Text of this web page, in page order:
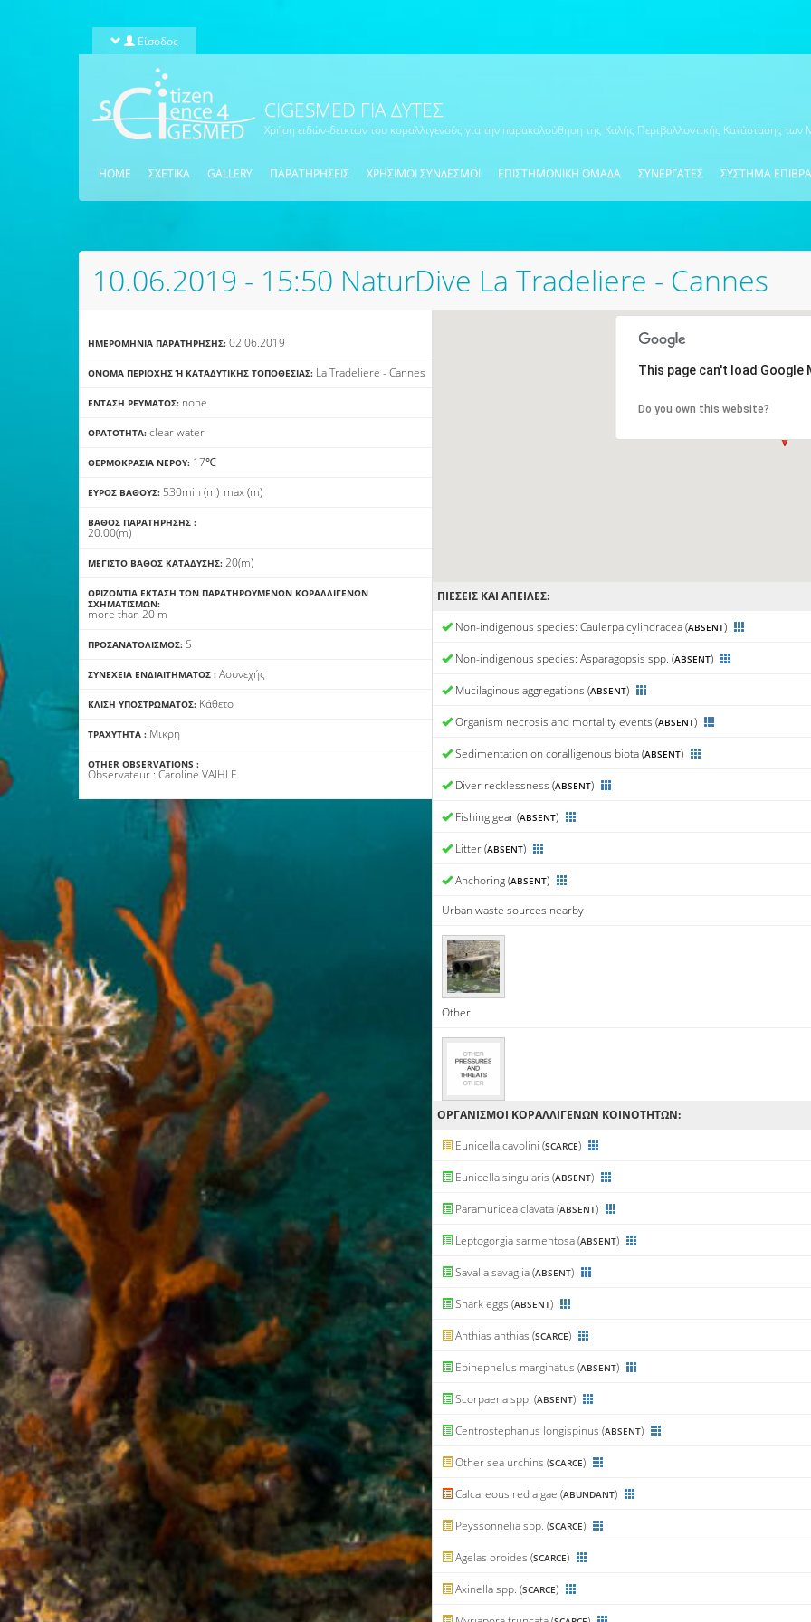
Είσοδος
CIGESMED ΓΙΑ ΔΎΤΕΣ
Χρήση ειδών-δεικτών του κοραλλιγενούς για την παρακολούθηση της Καλής Περιβαλλοντικής Κατάστασης των
HOME ΣΧΕΤΙΚΑ GALLERY ΠΑΡΑΤΗΡΗΣΕΙΣ ΧΡΉΣΙΜΟΙ ΣΥΝΔΕΣΜΟΙ ΕΠΙΣΤΗΜΟΝΙΚΗ ΟΜΑΔΑ ΣΥΝΕΡΓΆΤΕΣ ΣΥΣΤΗΜΑ
10.06.2019 - 15:50 NaturDive La Tradeliere - Cannes
ΗΜΕΡΟΜΗΝΊΑ ΠΑΡΑΤΉΡΗΣΗΣ: 02.06.2019
ΌΝΟΜΑ ΠΕΡΙΟΧΉΣ Ή ΚΑΤΑΔΥΤΙΚΉΣ ΤΟΠΟΘΕΣΊΑΣ: La Tradeliere - Cannes
ΈΝΤΑΣΗ ΡΕΎΜΑΤΟΣ: none
ΟΡΑΤΌΤΗΤΑ: clear water
ΘΕΡΜΟΚΡΑΣΊΑ ΝΕΡΟΎ: 17℃
ΕΎΡΟΣ ΒΆΘΟΥΣ: min
5 (m) max
30 (m)
ΒΆΘΟΣ ΠΑΡΑΤΉΡΗΣΗΣ :
20.00(m)
ΜΈΓΙΣΤΟ ΒΆΘΟΣ ΚΑΤΆΔΥΣΗΣ: 20(m)
ΟΡΙΖΌΝΤΙΑ ΈΚΤΑΣΗ ΤΩΝ ΠΑΡΑΤΗΡΟΎΜΕΝΩΝ ΚΟΡΑΛΛΙΓΕΝΏΝ
ΣΧΗΜΑΤΙΣΜΏΝ:
more than 20 m
ΠΡΟΣΑΝΑΤΟΛΙΣΜΌΣ: S
ΣΥΝΈΧΕΙΑ ΕΝΔΙΑΙΤΉΜΑΤΟΣ : Ασυνεχής
ΚΛΊΣΗ ΥΠΟΣΤΡΏΜΑΤΟΣ: Κάθετο
ΤΡΑΧΎΤΗΤΑ : Mικρή
OTHER OBSERVATIONS :
Observateur : Caroline VAIHLE
This page can't load Google
Do you own this website?
ΠΙΈΣΕΙΣ ΚΑΙ ΑΠΕΙΛΈΣ:
Non-indigenous species: Caulerpa cylindracea (ABSENT)
Non-indigenous species: Asparagopsis spp. (ABSENT)
Mucilaginous aggregations (ABSENT)
Organism necrosis and mortality events (ABSENT)
Sedimentation on coralligenous biota (ABSENT)
Diver recklessness (ABSENT)
Fishing gear (ABSENT)
Litter (ABSENT)
Anchoring (ABSENT)
Urban waste sources nearby
Other
ΟΡΓΑΝΙΣΜΟΊ ΚΟΡΑΛΛΙΓΕΝΏΝ ΚΟΙΝΟΤΉΤΩΝ:
Eunicella cavolini (SCARCE)
Eunicella singularis (ABSENT)
Paramuricea clavata (ABSENT)
Leptogorgia sarmentosa (ABSENT)
Savalia savaglia (ABSENT)
Shark eggs (ABSENT)
Anthias anthias (SCARCE)
Epinephelus marginatus (ABSENT)
Scorpaena spp. (ABSENT)
Centrostephanus longispinus (ABSENT)
Other sea urchins (SCARCE)
Calcareous red algae (ABUNDANT)
Peyssonnelia spp. (SCARCE)
Agelas oroides (SCARCE)
Axinella spp. (SCARCE)